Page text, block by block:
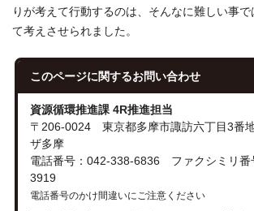
りが考えて行動するのは、そんなに難しい事
て考えさせられました。
このページに関するお問い合わせ
資源循環推進課 4R推進担当
〒206-0024 東京都多摩市諏訪六丁目3番
ザ多摩
電話番号：042-338-6836 ファクシミリ番
3919
電話番号のかけ間違いにご注意ください